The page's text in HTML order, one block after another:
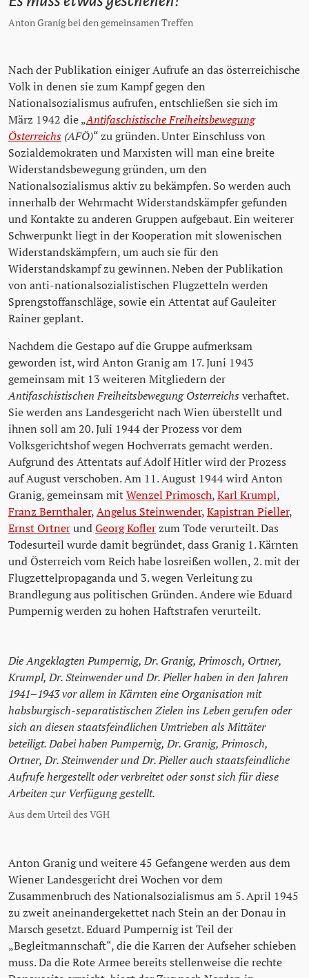
Anton Granig bei den gemeinsamen Treffen
Nach der Publikation einiger Aufrufe an das österreichische
Volk in denen sie zum Kampf gegen den
Nationalsozialismus aufrufen, entschließen sie sich im
März 1942 die „Antifaschistische Freiheitsbewegung
Österreichs (AFÖ)“ zu gründen. Unter Einschluss von
Sozialdemokraten und Marxisten will man eine breite
Widerstandsbewegung gründen, um den
Nationalsozialismus aktiv zu bekämpfen. So werden auch
innerhalb der Wehrmacht Widerstandskämpfer gefunden
und Kontakte zu anderen Gruppen aufgebaut. Ein weiterer
Schwerpunkt liegt in der Kooperation mit slowenischen
Widerstandskämpfern, um auch sie für den
Widerstandskampf zu gewinnen. Neben der Publikation
von anti-nationalsozialistischen Flugzetteln werden
Sprengstoffanschläge, sowie ein Attentat auf Gauleiter
Rainer geplant.
Nachdem die Gestapo auf die Gruppe aufmerksam
geworden ist, wird Anton Granig am 17. Juni 1943
gemeinsam mit 13 weiteren Mitgliedern der
Antifaschistischen Freiheitsbewegung Österreichs verhaftet.
Sie werden ans Landesgericht nach Wien überstellt und
ihnen soll am 20. Juli 1944 der Prozess vor dem
Volksgerichtshof wegen Hochverrats gemacht werden.
Aufgrund des Attentats auf Adolf Hitler wird der Prozess
auf August verschoben. Am 11. August 1944 wird Anton
Granig, gemeinsam mitWenzel Primosch,Karl Krumpl,
Franz Bernthaler,Angelus Steinwender,Kapistran Pieller,
Ernst OrtnerundGeorg Koflerzum Tode verurteilt. Das
Todesurteil wurde damit begründet, dass Granig 1. Kärnten
und Österreich vom Reich habe losreißen wollen, 2. mit der
Flugzettelpropaganda und 3. wegen Verleitung zu
Brandlegung aus politischen Gründen. Andere wie Eduard
Pumpernig werden zu hohen Haftstrafen verurteilt.
Die Angeklagten Pumpernig, Dr. Granig, Primosch, Ortner,
Krumpl, Dr. Steinwender und Dr. Pieller haben in den Jahren
1941–1943 vor allem in Kärnten eine Organisation mit
habsburgisch-separatistischen Zielen ins Leben gerufen oder
sich an diesen staatsfeindlichen Umtrieben als Mittäter
beteiligt. Dabei haben Pumpernig, Dr. Granig, Primosch,
Ortner, Dr. Steinwender und Dr. Pieller auch staatsfeindliche
Aufrufe hergestellt oder verbreitet oder sonst sich für diese
Arbeiten zur Verfügung gestellt.
Aus dem Urteil des VGH
Anton Granig und weitere 45 Gefangene werden aus dem
Wiener Landesgericht drei Wochen vor dem
Zusammenbruch des Nationalsozialismus am 5. April 1945
zu zweit aneinandergekettet nach Stein an der Donau in
Marsch gesetzt. Eduard Pumpernig ist Teil der
„Begleitmannschaft“, die die Karren der Aufseher schieben
muss. Da die Rote Armee bereits stellenweise die rechte